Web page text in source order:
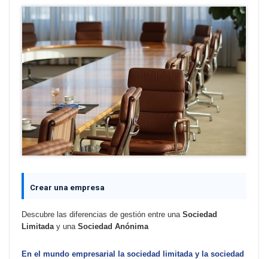
Crear una empresa
Descubre las diferencias de gestión entre una Sociedad
Limitada y una Sociedad Anónima
En el mundo empresarial la sociedad limitada y la sociedad